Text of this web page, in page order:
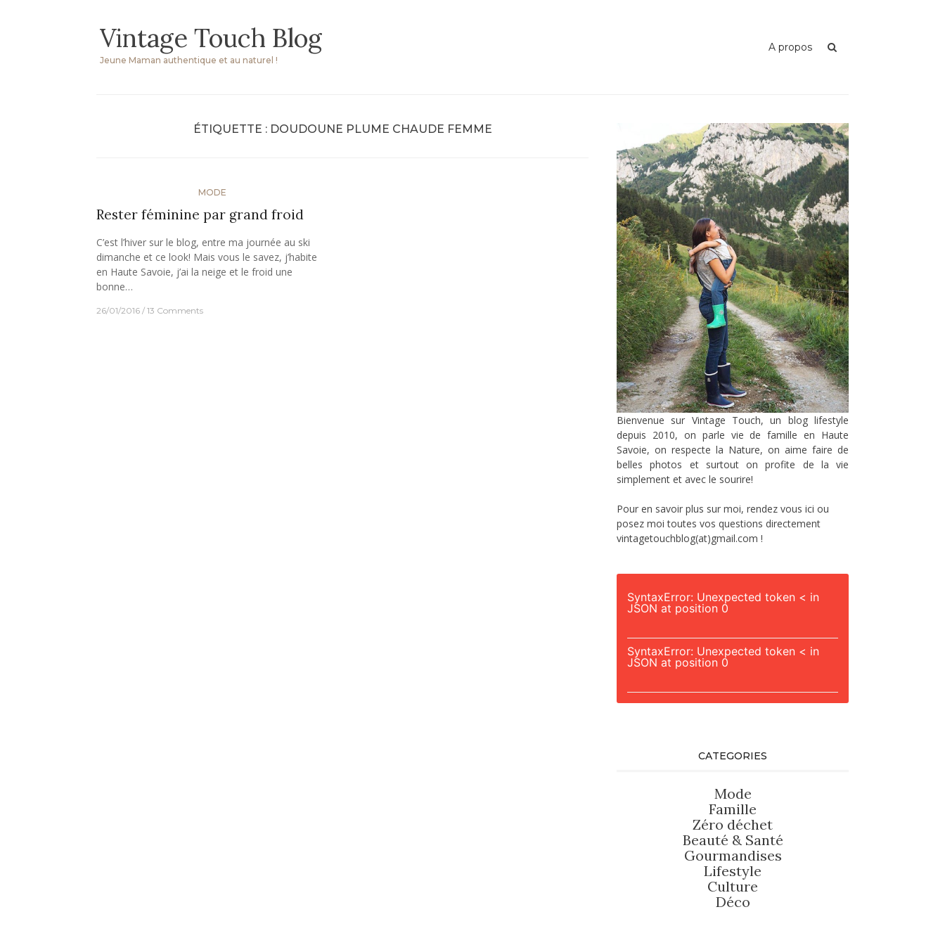
contentVintage Touch Blog
Jeune Maman authentique et au naturel !
A propos
ÉTIQUETTE : DOUDOUNE PLUME CHAUDE FEMME
MODE
Rester féminine par grand froid
C’est l’hiver sur le blog, entre ma journée au ski
dimanche et ce look! Mais vous le savez, j’habite
en Haute Savoie, j’ai la neige et le froid une
bonne…
26/01/2016 13 Comments
Bienvenue sur Vintage Touch, un blog lifestyle
depuis 2010, on parle vie de famille en Haute
Savoie, on respecte la Nature, on aime faire de
belles photos et surtout on profite de la vie
simplement et avec le sourire!
Pour en savoir plus sur moi, rendez vous ici ou
posez moi toutes vos questions directement
vintagetouchblog(at)gmail.com !
SyntaxError: Unexpected token < in
JSON at position 0
SyntaxError: Unexpected token < in
JSON at position 0
CATEGORIES
Mode
Famille
Zéro déchet
Beauté & Santé
Gourmandises
Lifestyle
Culture
Déco